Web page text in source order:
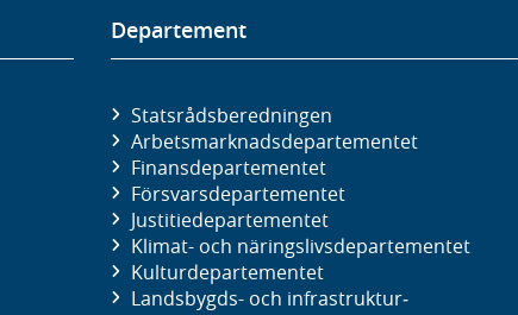
Departement
Statsrådsberedningen
Arbetsmarknads­departementet
Finans­departementet
Försvars­departementet
Justitie­departementet
Klimat- och näringslivs­departementet
Kultur­departementet
Landsbygds- och infrastruktur­